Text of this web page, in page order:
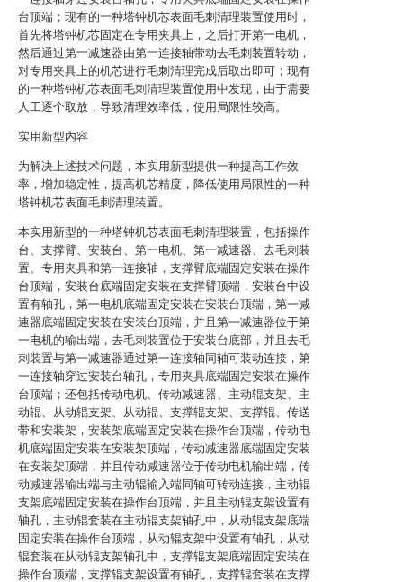
台顶端；现有的一种塔钟机芯表面毛刺清理装置使用时，
首先将塔钟机芯固定在专用夹具上，之后打开第一电机，
然后通过第一减速器由第一连接轴带动去毛刺装置转动，
对专用夹具上的机芯进行毛刺清理完成后取出即可；现有
的一种塔钟机芯表面毛刺清理装置使用中发现，由于需要
人工逐个取放，导致清理效率低，使用局限性较高。
实用新型内容
为解决上述技术问题，本实用新型提供一种提高工作效
率，增加稳定性，提高机芯精度，降低使用局限性的一种
塔钟机芯表面毛刺清理装置。
本实用新型的一种塔钟机芯表面毛刺清理装置，包括操作
台、支撑臂、安装台、第一电机、第一减速器、去毛刺装
置、专用夹具和第一连接轴，支撑臂底端固定安装在操作
台顶端，安装台底端固定安装在支撑臂顶端，安装台中设
置有轴孔，第一电机底端固定安装在安装台顶端，第一减
速器底端固定安装在安装台顶端，并且第一减速器位于第
一电机的输出端，去毛刺装置位于安装台底部，并且去毛
刺装置与第一减速器通过第一连接轴同轴可装动连接，第
一连接轴穿过安装台轴孔，专用夹具底端固定安装在操作
台顶端；还包括传动电机、传动减速器、主动辊支架、主
动辊、从动辊支架、从动辊、支撑辊支架、支撑辊、传送
带和安装架，安装架底端固定安装在操作台顶端，传动电
机底端固定安装在安装架顶端，传动减速器底端固定安装
在安装架顶端，并且传动减速器位于传动电机输出端，传
动减速器输出端与主动辊输入端同轴可转动连接，主动辊
支架底端固定安装在操作台顶端，并且主动辊支架设置有
轴孔，主动辊套装在主动辊支架轴孔中，从动辊支架底端
固定安装在操作台顶端，从动辊支架中设置有轴孔，从动
辊套装在从动辊支架轴孔中，支撑辊支架底端固定安装在
操作台顶端，支撑辊支架设置有轴孔，支撑辊套装在支撑